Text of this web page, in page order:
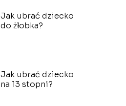
Jak ubrać dziecko
do żłobka?
Jak ubrać dziecko
na 13 stopni?